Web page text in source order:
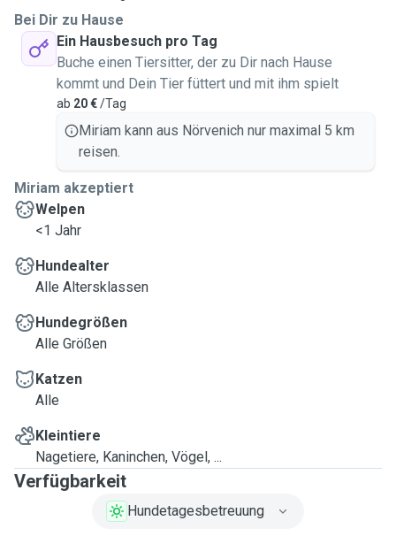
Auch Medikamentengabe nach Absprache ist möglich. Mir
ist besonders wichtig, dass sich jedes Tier sicher, wohl und
geborgen fühlt. Ich gehe individuell auf die Bedürfnisse ein
und sorge für eine ruhige, stressfreie Umgebung.
Bei Dir zu Hause
Ein Hausbesuch pro Tag
Buche einen Tiersitter, der zu Dir nach Hause
kommt und Dein Tier füttert und mit ihm spielt
ab 20 €/Tag
Miriam kann aus Nörvenich nur maximal 5 km
reisen.
Miriam akzeptiert
Welpen
<1 Jahr
Hundealter
Alle Altersklassen
Hundegrößen
Alle Größen
Katzen
Alle
Kleintiere
Nagetiere, Kaninchen, Vögel, ...
Verfügbarkeit
Hundetagesbetreuung